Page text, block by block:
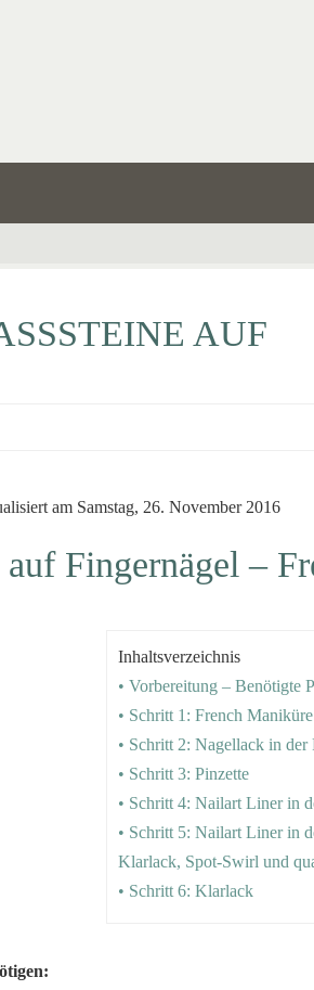
AUF
am Samstag, 26. November 2016
auf Fingernägel –
Inhaltsverzeichnis
• Vorbereitung – Benötigte
• Schritt 1: French
• Schritt 2: Nagellack in der
• Schritt 3: Pinzette
• Schritt 4: Nailart Liner in
• Schritt 5: Nailart Liner in
Klarlack, Spot-Swirl und
• Schritt 6: Klarlack